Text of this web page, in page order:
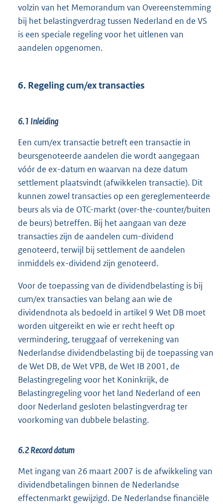
volzin van het Memorandum van Overeenstemming
bij het belastingverdrag tussen Nederland en de VS
is een speciale regeling voor het uitlenen van
aandelen opgenomen.
6. Regeling cum/ex transacties
6.1 Inleiding
Een cum/ex transactie betreft een transactie in
beursgenoteerde aandelen die wordt aangegaan
vóór de ex-datum en waarvan na deze datum
settlement plaatsvindt (afwikkelen transactie). Dit
kunnen zowel transacties op een gereglementeerde
beurs als via de OTC-markt (over-the-counter/buiten
de beurs) betreffen. Bij het aangaan van deze
transacties zijn de aandelen cum-dividend
genoteerd, terwijl bij settlement de aandelen
inmiddels ex-dividend zijn genoteerd.
Voor de toepassing van de dividendbelasting is bij
cum/ex transacties van belang aan wie de
dividendnota als bedoeld in artikel 9 Wet DB moet
worden uitgereikt en wie er recht heeft op
vermindering, teruggaaf of verrekening van
Nederlandse dividendbelasting bij de toepassing van
de Wet DB, de Wet VPB, de Wet IB 2001, de
Belastingregeling voor het Koninkrijk, de
Belastingregeling voor het land Nederland of een
door Nederland gesloten belastingverdrag ter
voorkoming van dubbele belasting.
6.2 Record datum
Met ingang van 26 maart 2007 is de afwikkeling van
dividendbetalingen binnen de Nederlandse
effectenmarkt gewijzigd. De Nederlandse financiële